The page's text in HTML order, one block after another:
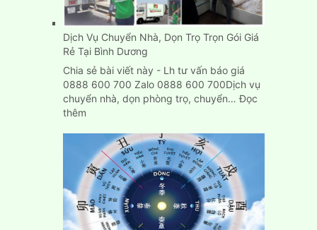
Dịch Vụ Chuyển Nhà, Dọn Trọ Trọn Gói Giá
Rẻ Tại Bình Dương
Chia sẻ bài viết này - Lh tư vấn báo giá
0888 600 700 Zalo 0888 600 700Dịch vụ
chuyển nhà, dọn phòng trọ, chuyển…Đọc
thêm:
Chuyển
Nhà,
Dọn
Trọ
Trọn
Gói